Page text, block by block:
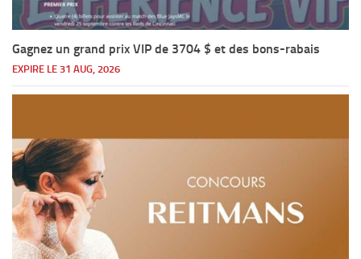
Gagnez un grand prix VIP de 3704 $ et des bons-rabais
EXPIRE LE 31 AUG, 2026